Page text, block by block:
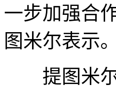
一步加强合
图米尔表示。
提图米尔